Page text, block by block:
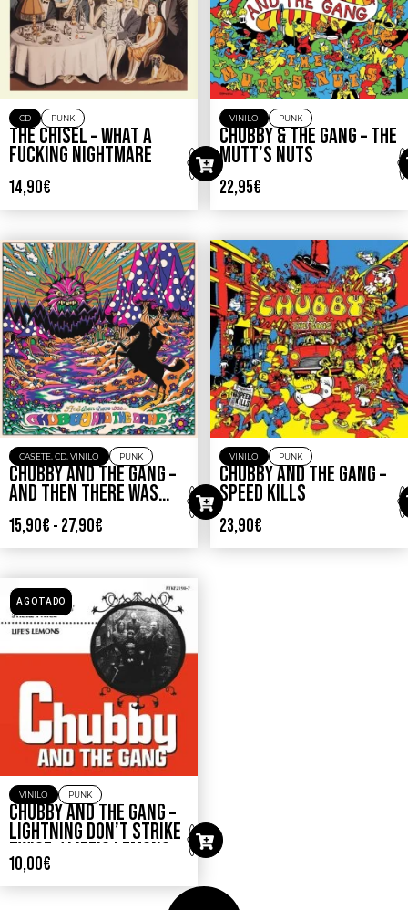
CD PUNK
THE CHISEL – WHAT A
FUCKING NIGHTMARE
14,90€
VINILO PUNK
CHUBBY & THE GANG – THE
MUTT’S NUTS
22,95€
CASETE, CD, VINILO PUNK
CHUBBY AND THE GANG –
AND THEN THERE WAS…
15,90€ - 27,90€
VINILO PUNK
CHUBBY AND THE GANG –
SPEED KILLS
23,90€
AGOTADO
VINILO PUNK
CHUBBY AND THE GANG –
LIGHTNING DON’T STRIKE
TWICE / LIFE’S LEMONS
10,00€